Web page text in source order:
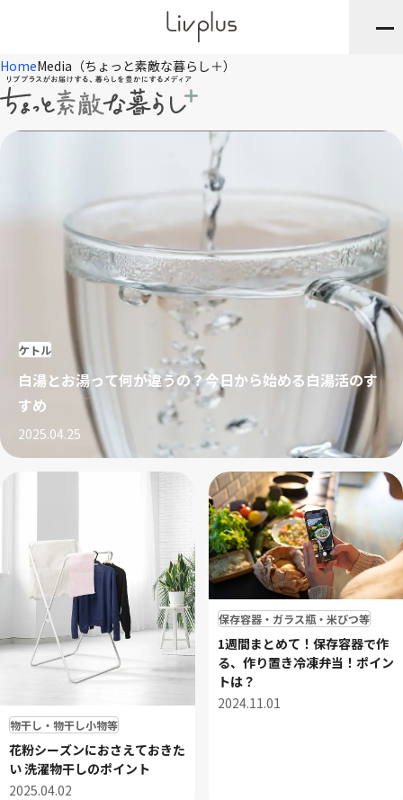
HomeMedia（ちょっと素敵な暮らし＋）
ケトル
白湯とお湯って何が違うの？今日から始める白湯活のす
すめ
2025.04.25
物干し・物干し小物等
花粉シーズンにおさえておきた
い 洗濯物干しのポイント
2025.04.02
保存容器・ガラス瓶・米びつ等
1週間まとめて！保存容器で作
る、作り置き冷凍弁当！ポイン
トは？
2024.11.01